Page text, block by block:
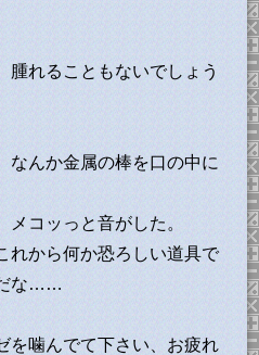
れることもないでしょう
んか金属の棒を口の中に
コッっと音がした。
から何か恐ろしい道具で
だな……
噛んでて下さい、お疲れ